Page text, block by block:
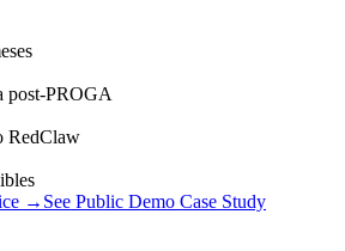
post-PROGA
RedClaw
→ See Public Demo Case Study